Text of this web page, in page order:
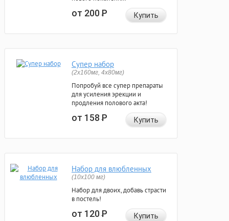
от 200Р Купить
Супер набор
(2х160мг, 4х80мг)
Попробуй все супер препараты
для усиления эрекции и
продления полового акта!
от 158Р Купить
Набор для влюбленных
(10х100 мг)
Набор для двоих, добавь страсти
в постель!
от 120Р Купить